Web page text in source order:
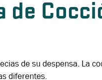
de
de su despensa. La
diferentes.